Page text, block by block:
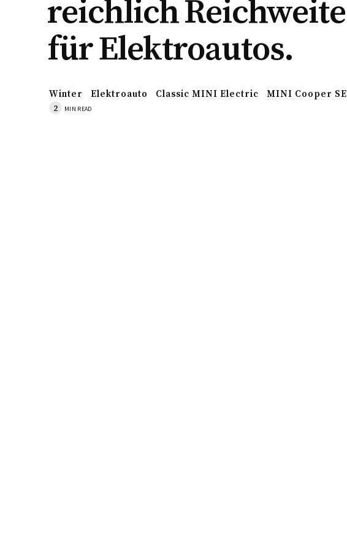
reichlich Reichweite
für Elektroautos.
Winter Elektroauto Classic MINI Electric MINI Cooper SE
2 MIN READ